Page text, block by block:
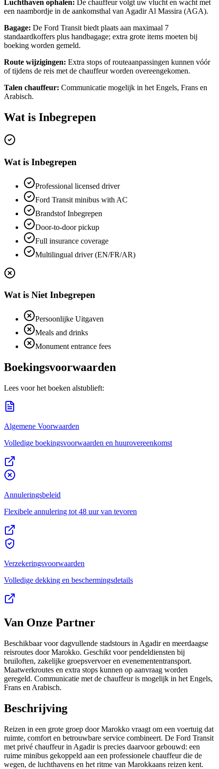
Luchthaven ophalen:
De chauffeur volgt uw vlucht en wacht met
een naambordje in de aankomsthal van Agadir Al Massira (AGA).
Bagage: De Ford Transit biedt plaats aan maximaal 7
standaardkoffers plus handbagage; extra grote items moeten bij
boeking worden gemeld.
Route wijzigingen: Extra stops of routeaanpassingen kunnen vóór
of tijdens de reis met de chauffeur worden overeengekomen.
Talen chauffeur: Communicatie mogelijk in het Engels, Frans en
Arabisch.
Wat is Inbegrepen
Wat is Inbegrepen
Professional licensed driver
Ford Transit minibus with AC
Brandstof Inbegrepen
Door-to-door pickup
Full insurance coverage
Multilingual driver (EN/FR/AR)
Wat is Niet Inbegrepen
Persoonlijke Uitgaven
Meals and drinks
Monument entrance fees
Boekingsvoorwaarden
Lees voor het boeken alstublieft:
Algemene Voorwaarden
Volledige boekingsvoorwaarden en huurovereenkomst
Annuleringsbeleid
Flexibele annulering tot 48 uur van tevoren
Verzekeringsvoorwaarden
Volledige dekking en beschermingsdetails
Van Onze Partner
Beschikbaar voor dagvullende stadstours in Agadir en meerdaagse
reisroutes door Marokko. Geschikt voor pendeldiensten bij
bruiloften, zakelijke groepsvervoer en evenemententransport.
Maatwerkroutes en extra stops kunnen op aanvraag worden
geregeld. Communicatie met de chauffeur is mogelijk in het Engels,
Frans en Arabisch.
Beschrijving
Reizen in een grote groep door Marokko vraagt om een voertuig dat
ruimte, comfort en betrouwbare service combineert. De Ford Transit
met privé chauffeur in Agadir is precies daarvoor gebouwd: een
ruime minibus gekoppeld aan een professionele chauffeur die de
wegen, de luchthavens en het ritme van Marokkaans reizen kent.